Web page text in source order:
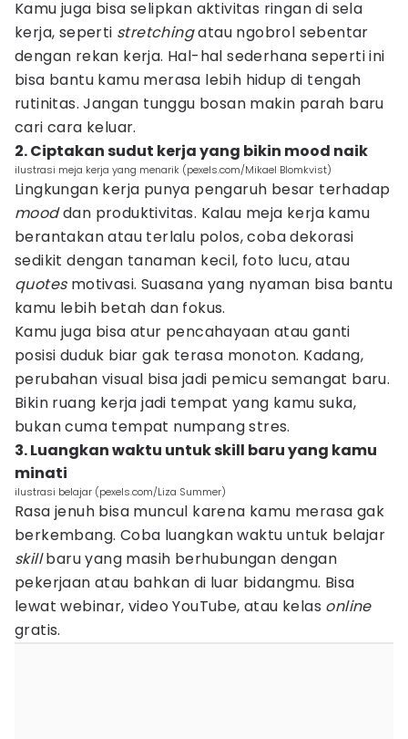
Kamu juga bisa selipkan aktivitas ringan di sela
kerja, seperti stretchingatau ngobrol sebentar
dengan rekan kerja. Hal-hal sederhana seperti ini
bisa bantu kamu merasa lebih hidup di tengah
rutinitas. Jangan tunggu bosan makin parah baru
cari cara keluar.
2. Ciptakan sudut kerja yang bikin mood naik
ilustrasi meja kerja yang menarik (pexels.com/Mikael Blomkvist)
Lingkungan kerja punya pengaruh besar terhadap
mooddan produktivitas. Kalau meja kerja kamu
berantakan atau terlalu polos, coba dekorasi
sedikit dengan tanaman kecil, foto lucu, atau
quotes motivasi. Suasana yang nyaman bisa bantu
kamu lebih betah dan fokus.
Kamu juga bisa atur pencahayaan atau ganti
posisi duduk biar gak terasa monoton. Kadang,
perubahan visual bisa jadi pemicu semangat baru.
Bikin ruang kerja jadi tempat yang kamu suka,
bukan cuma tempat numpang stres.
3. Luangkan waktu untuk skill baru yang kamu
minati
ilustrasi belajar (pexels.com/Liza Summer)
Rasa jenuh bisa muncul karena kamu merasa gak
berkembang. Coba luangkan waktu untuk belajar
skillbaru yang masih berhubungan dengan
pekerjaan atau bahkan di luar bidangmu. Bisa
lewat webinar, video YouTube, atau kelas online
gratis.